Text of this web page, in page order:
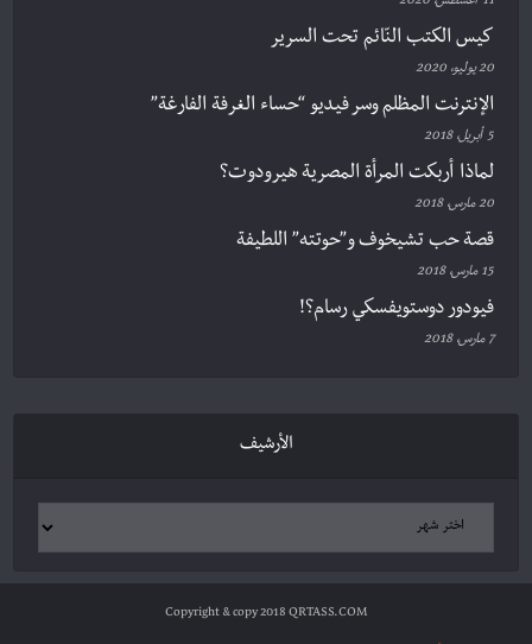
كيس الكتب النّائم تحت السرير
20 يوليو، 2020
الإنترنت المظلم وسر فيديو “حساء الغرفة الفارغة”
5 أبريل، 2018
لماذا أربكت المرأة المصرية هيرودوت؟
20 مارس، 2018
قصة حب تشيخوف و”حوتته” اللطيفة
15 مارس، 2018
فيودور دوستويفسكي رسام؟!
7 مارس، 2018
الأرشيف
Copyright & copy 2018 QRTASS.COM